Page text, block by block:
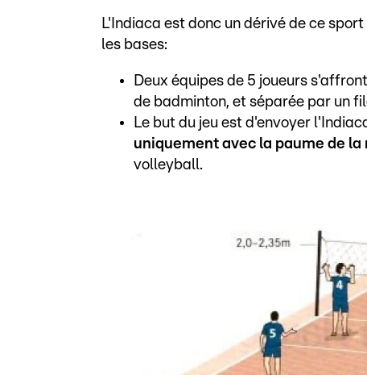
L'Indiaca est donc un dérivé de ce
les bases:
Deux équipes de 5 joueurs
de badminton, et séparée par un
Le but du jeu est d'envoyer
uniquement avec la paume de la
volleyball.